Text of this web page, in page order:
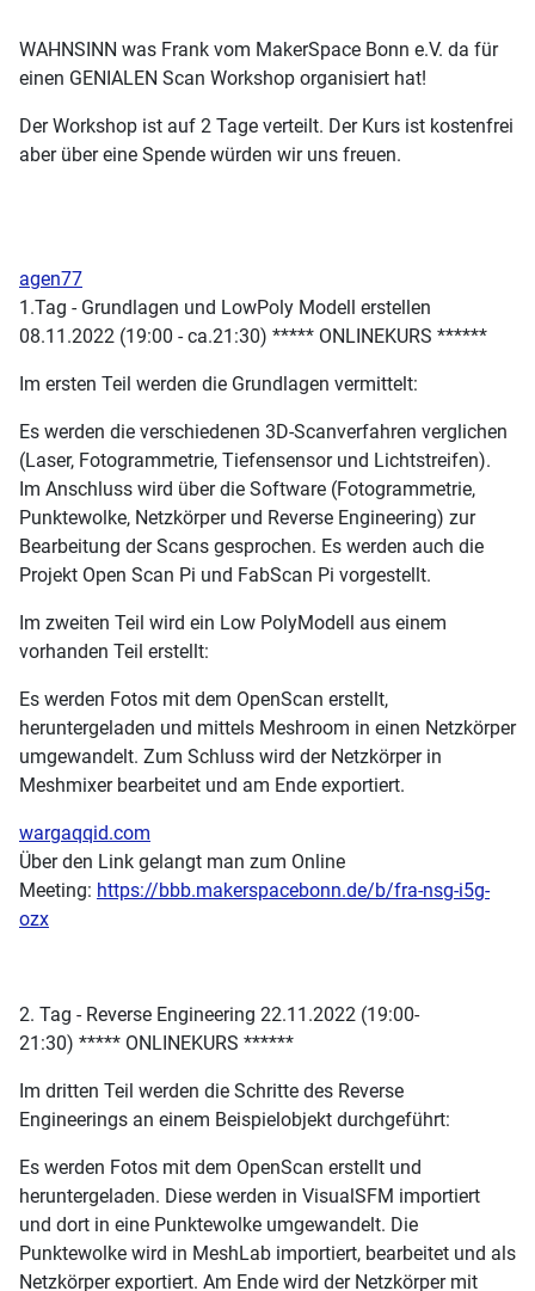
WAHNSINN was Frank vom MakerSpace Bonn e.V. da für
einen GENIALEN Scan Workshop organisiert hat!
Der Workshop ist auf 2 Tage verteilt. Der Kurs ist kostenfrei
aber über eine Spende würden wir uns freuen.
agen77
1.Tag - Grundlagen und LowPoly Modell erstellen
08.11.2022 (19:00 - ca.21:30) ***** ONLINEKURS ******
Im ersten Teil werden die Grundlagen vermittelt:
Es werden die verschiedenen 3D-Scanverfahren verglichen
(Laser, Fotogrammetrie, Tiefensensor und Lichtstreifen).
Im Anschluss wird über die Software (Fotogrammetrie,
Punktewolke, Netzkörper und Reverse Engineering) zur
Bearbeitung der Scans gesprochen. Es werden auch die
Projekt Open Scan Pi und FabScan Pi vorgestellt.
Im zweiten Teil wird ein Low PolyModell aus einem
vorhanden Teil erstellt:
Es werden Fotos mit dem OpenScan erstellt,
heruntergeladen und mittels Meshroom in einen Netzkörper
umgewandelt. Zum Schluss wird der Netzkörper in
Meshmixer bearbeitet und am Ende exportiert.
wargaqqid.com
Über den Link gelangt man zum Online
Meeting: https://bbb.makerspacebonn.de/b/fra-nsg-i5g-
ozx
2. Tag - Reverse Engineering 22.11.2022 (19:00-
21:30) ***** ONLINEKURS ******
Im dritten Teil werden die Schritte des Reverse
Engineerings an einem Beispielobjekt durchgeführt:
Es werden Fotos mit dem OpenScan erstellt und
heruntergeladen. Diese werden in VisualSFM importiert
und dort in eine Punktewolke umgewandelt. Die
Punktewolke wird in MeshLab importiert, bearbeitet und als
Netzkörper exportiert. Am Ende wird der Netzkörper mit